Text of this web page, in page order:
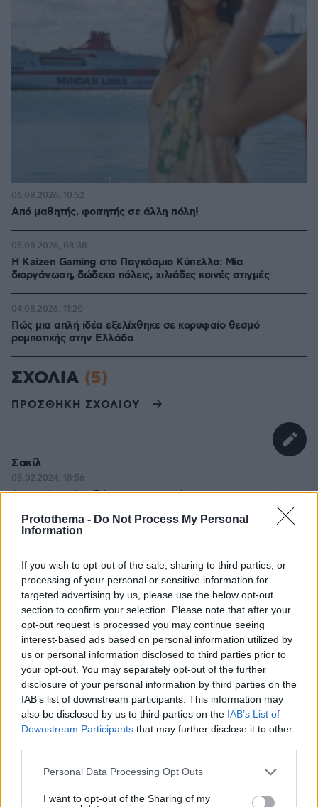
Protothema - Do Not Process My Personal
Information
If you wish to opt-out of the sale, sharing to third parties, or
processing of your personal or sensitive information for
targeted advertising by us, please use the below opt-out
section to confirm your selection. Please note that after your
opt-out request is processed you may continue seeing
interest-based ads based on personal information utilized by
us or personal information disclosed to third parties prior to
your opt-out. You may separately opt-out of the further
disclosure of your personal information by third parties on the
IAB’s list of downstream participants. This information may
also be disclosed by us to third parties on the IAB’s List of
Downstream Participants that may further disclose it to other
Please note that this website/app uses one or more Google
not limited to your visit or usage behaviour. You may click to
Personal Data Processing Opt Outs
I want to opt-out of the Sharing of my
Από μαθητής, φοιτητής σε άλλη πόλη!
06.08.2026, 10:52
H Kaizen Gaming στο Παγκόσμιο Kύπελλο: Μία
διοργάνωση, δώδεκα πόλεις, χιλιάδες κοινές στιγμές
05.08.2026, 08:38
Πώς μια απλή ιδέα εξελίχθηκε σε κορυφαίο θεσμό
ρομποτικής στην Ελλάδα
04.08.2026, 11:20
ΣΧΟΛΙΑ (5)
ΠΡΟΣΘΗΚΗ ΣΧΟΛΙΟΥ
Σακίλ
08.02.2024, 18:56
Αντωνόπουλε. Πέρνα να τα πούμε για την γιαγιά σου..
ΑΠΑΝΤΗΣΗ
08.02.2024, 18:55
Μας το ξανάπες, στο παρελθόν. Ε ας το μάθουν τώρα
και ο πιο νέοι θαυμαστές σου..
ΑΠΑΝΤΗΣΗ
Εσενα περιμεναμε να μας ανακοινωσεις
08.02.2024, 16:47
αυτα που ο καθενας γνωριζει.
ΑΠΑΝΤΗΣΗ
08.02.2024, 16:15
οι γκέουλες γεμάτοι φοβίες και ψυχώσεις είστε